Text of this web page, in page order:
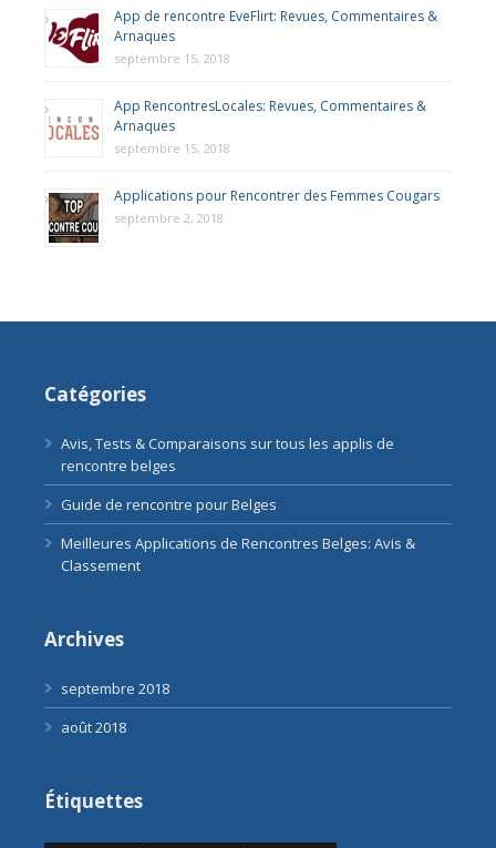
App de rencontre EveFlirt: Revues, Commentaires &
Arnaques
septembre 15, 2018
App RencontresLocales: Revues, Commentaires &
Arnaques
septembre 15, 2018
Applications pour Rencontrer des Femmes Cougars
septembre 2, 2018
Catégories
Avis, Tests & Comparaisons sur tous les applis de
rencontre belges
Guide de rencontre pour Belges
Meilleures Applications de Rencontres Belges: Avis &
Classement
Archives
septembre 2018
août 2018
Étiquettes